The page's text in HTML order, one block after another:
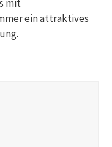
mit
ein attraktives